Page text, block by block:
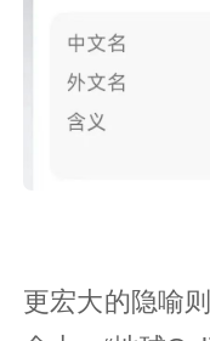
更宏大的隐喻